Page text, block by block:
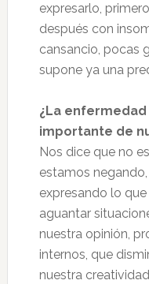
expresarlo,
después con
cansancio, pocas
supone ya una
¿La
importante de
Nos dice que no
estamos
expresando lo
aguantar
nuestra opinión,
internos, que
nuestra